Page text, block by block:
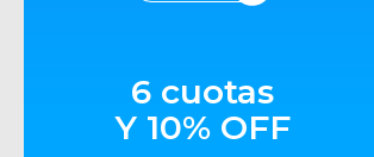
6 cuotas
Y 10% OFF